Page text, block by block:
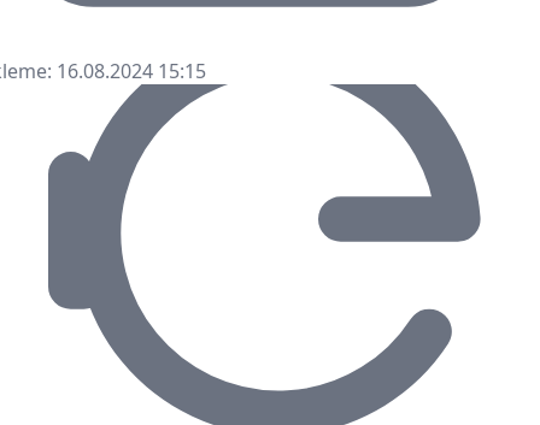
16.08.2024 15:15